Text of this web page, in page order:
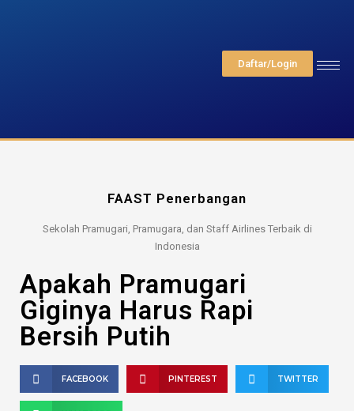
Daftar/Login
FAAST Penerbangan
Sekolah Pramugari, Pramugara, dan Staff Airlines Terbaik di
Indonesia
Apakah Pramugari
Giginya Harus Rapi
Bersih Putih
FACEBOOK PINTEREST TWITTER